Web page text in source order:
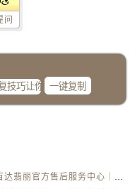
问
一键复制
北京百达翡丽官方售后服务中心｜服务热线及办公地址权威信息公示（2026年6月最新）